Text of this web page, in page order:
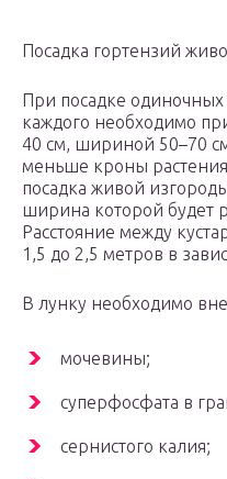
Посадка гортензий
При посадке одиночных
каждого необходимо
40 см, шириной 50–70
меньше кроны
посадка живой
ширина которой будет
Расстояние между
1,5 до 2,5 метров в
В лунку необходимо
мочевины;
суперфосфата в
сернистого калия;